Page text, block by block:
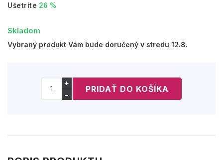
Ušetríte 26 %
Skladom
Vybraný produkt Vám bude doručený v stredu 12.8.
+
−